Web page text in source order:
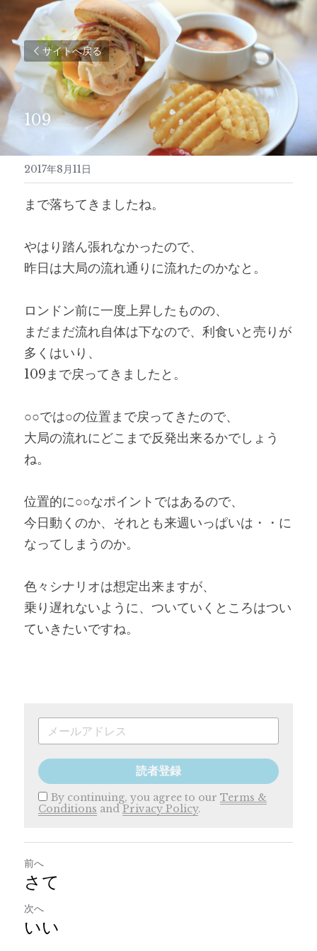
サイトへ戻る
109
2017年8月11日
まで落ちてきましたね。
やはり踏ん張れなかったので、
昨日は大局の流れ通りに流れたのかなと。
ロンドン前に一度上昇したものの、
まだまだ流れ自体は下なので、利食いと売りが
多くはいり、
109まで戻ってきましたと。
○○では○の位置まで戻ってきたので、
大局の流れにどこまで反発出来るかでしょう
ね。
位置的に○○なポイントではあるので、
今日動くのか、それとも来週いっぱいは・・に
なってしまうのか。
色々シナリオは想定出来ますが、
乗り遅れないように、ついていくところはつい
ていきたいですね。
読者登録
By continuing, you agree to our Terms &
Conditions and Privacy Policy.
前へ
さて
次へ
いい